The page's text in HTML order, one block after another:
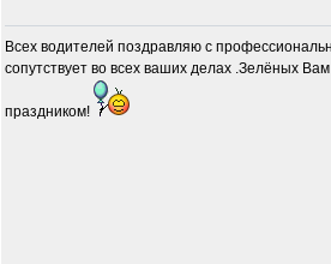
Всех водителей поздравляю с
сопутствует во всех ваших делах .Зелёных
праздником!